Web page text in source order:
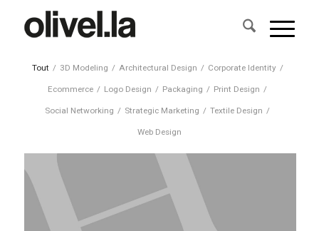
Tout / 3D Modeling / Architectural Design / Corporate Identity /
Ecommerce / Logo Design / Packaging / Print Design /
Social Networking / Strategic Marketing / Textile Design /
Web Design